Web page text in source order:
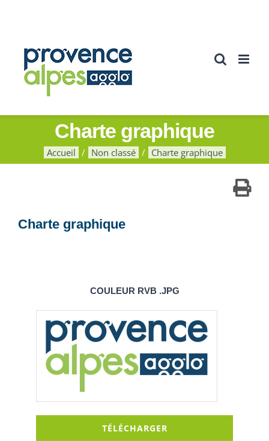
Charte graphique
Accueil Non classé Charte graphique
Charte graphique
COULEUR RVB .JPG
TÉLÉCHARGER